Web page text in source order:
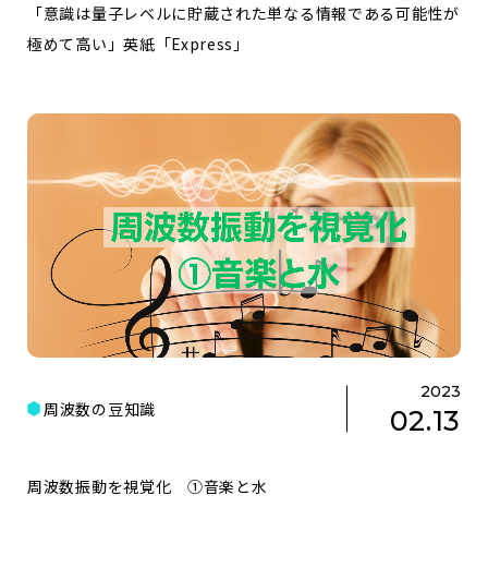
「意識は量子レベルに貯蔵された単なる情報である可能性が
極めて高い」英紙「Express」
周波数の豆知識
2023
02.13
周波数振動を視覚化 ①音楽と水